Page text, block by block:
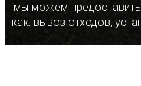
мы можем предоставить
как: вывоз отходов,